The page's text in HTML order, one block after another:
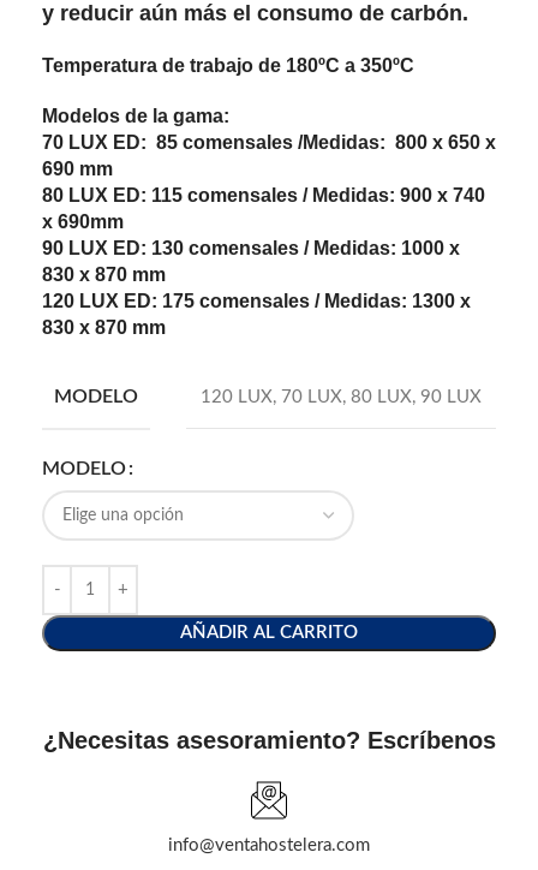
y reducir aún más el consumo de carbón.
Temperatura de trabajo de 180ºC a 350ºC
Modelos de la gama:
70 LUX ED: 85 comensales /Medidas: 800 x 650 x
690 mm
80 LUX ED: 115 comensales / Medidas: 900 x 740
x 690mm
90 LUX ED: 130 comensales / Medidas: 1000 x
830 x 870 mm
120 LUX ED: 175 comensales / Medidas: 1300 x
830 x 870 mm
MODELO 120 LUX, 70 LUX, 80 LUX, 90 LUX
MODELO
AÑADIR AL CARRITO
¿Necesitas asesoramiento? Escríbenos
info@ventahostelera.com